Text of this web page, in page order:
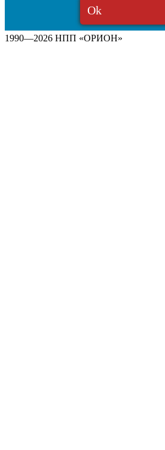
1990—2026 НПП «ОРИОН»
Ok